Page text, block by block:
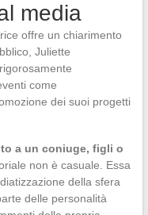
media
offre un chiarimento
Juliette
come
dei suoi progetti
a un coniuge, figli o
non è casuale. Essa
della sfera
delle personalità